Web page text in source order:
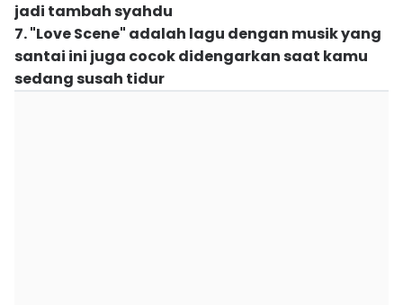
jadi tambah syahdu
7. "Love Scene" adalah lagu dengan musik yang
santai ini juga cocok didengarkan saat kamu
sedang susah tidur